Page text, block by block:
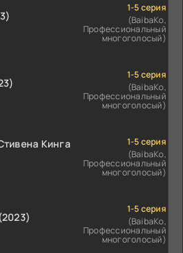
1-5 серия
(BaibaKo,
Профессиональный
многоголосый)
1-5 серия
(BaibaKo,
Профессиональный
многоголосый)
Кинга
1-5 серия
(BaibaKo,
Профессиональный
многоголосый)
1-5 серия
(BaibaKo,
Профессиональный
многоголосый)